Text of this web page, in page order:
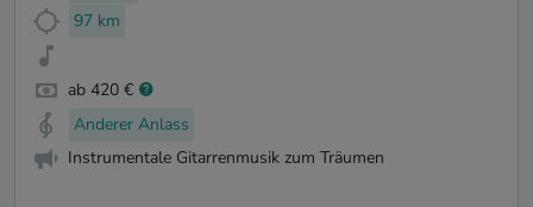
97 km
ab 420 €
Anderer Anlass
Instrumentale Gitarrenmusik zum Träumen